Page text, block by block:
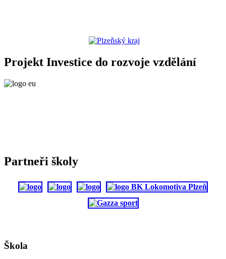
Projekt Investice do rozvoje vzdělání
Partneři školy
Škola